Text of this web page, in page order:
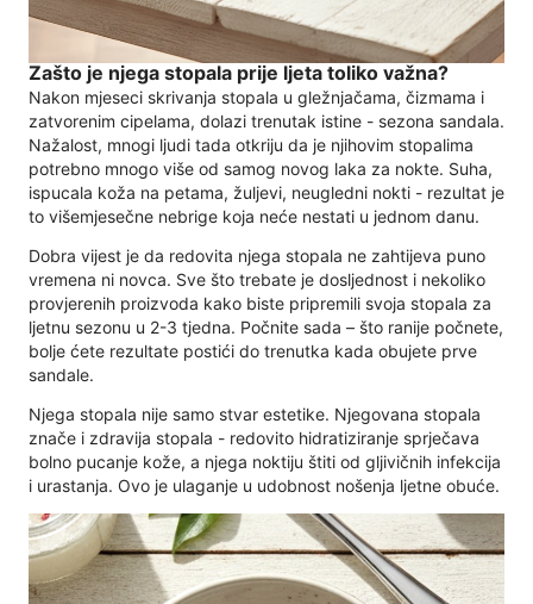
Zašto je njega stopala prije ljeta toliko važna?
Nakon mjeseci skrivanja stopala u gležnjačama, čizmama i
zatvorenim cipelama, dolazi trenutak istine - sezona sandala.
Nažalost, mnogi ljudi tada otkriju da je njihovim stopalima
potrebno mnogo više od samog novog laka za nokte. Suha,
ispucala koža na petama, žuljevi, neugledni nokti - rezultat je
to višemjesečne nebrige koja neće nestati u jednom danu.
Dobra vijest je da redovita njega stopala ne zahtijeva puno
vremena ni novca. Sve što trebate je dosljednost i nekoliko
provjerenih proizvoda kako biste pripremili svoja stopala za
ljetnu sezonu u 2-3 tjedna. Počnite sada – što ranije počnete,
bolje ćete rezultate postići do trenutka kada obujete prve
sandale.
Njega stopala nije samo stvar estetike. Njegovana stopala
znače i zdravija stopala - redovito hidratiziranje sprječava
bolno pucanje kože, a njega noktiju štiti od gljivičnih infekcija
i urastanja. Ovo je ulaganje u udobnost nošenja ljetne obuće.